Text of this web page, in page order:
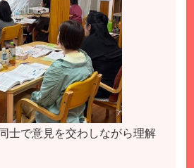
士で意見を交わしながら理解